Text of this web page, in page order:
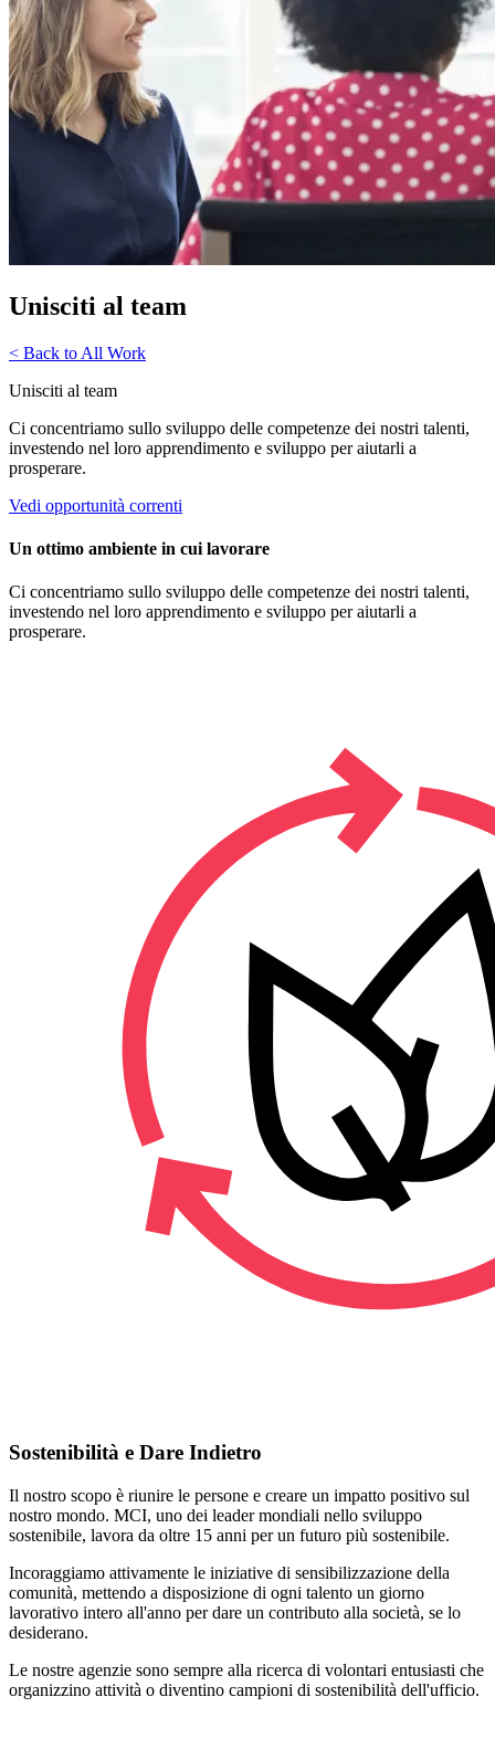
Unisciti al team
< Back to All Work
Unisciti al team
Ci concentriamo sullo sviluppo delle competenze dei nostri talenti,
investendo nel loro apprendimento e sviluppo per aiutarli a
prosperare.
Vedi opportunità correnti
Un ottimo ambiente in cui lavorare
Ci concentriamo sullo sviluppo delle competenze dei nostri talenti,
investendo nel loro apprendimento e sviluppo per aiutarli a
prosperare.
Sostenibilità e Dare Indietro
Il nostro scopo è riunire le persone e creare un impatto positivo sul
nostro mondo. MCI, uno dei leader mondiali nello sviluppo
sostenibile, lavora da oltre 15 anni per un futuro più sostenibile.
Incoraggiamo attivamente le iniziative di sensibilizzazione della
comunità, mettendo a disposizione di ogni talento un giorno
lavorativo intero all'anno per dare un contributo alla società, se lo
desiderano.
Le nostre agenzie sono sempre alla ricerca di volontari entusiasti che
organizzino attività o diventino campioni di sostenibilità dell'ufficio.